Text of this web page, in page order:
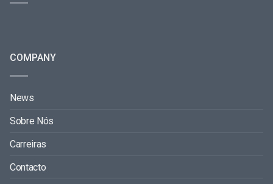
COMPANY
News
Sobre Nós
Carreiras
Contacto